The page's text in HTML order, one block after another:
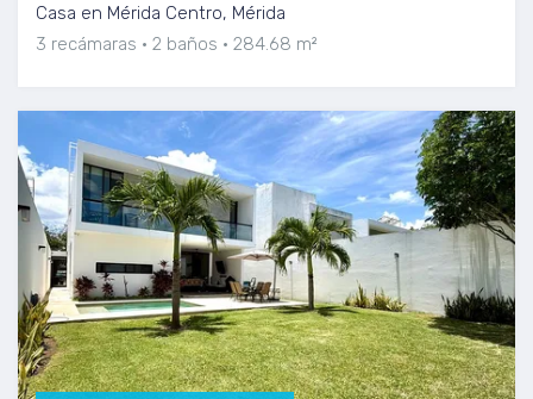
Casa en Mérida Centro, Mérida
3 recámaras
2 baños 284.68 m²